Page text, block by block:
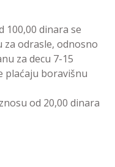
100,00 dinara se
odrasle, odnosno
za decu 7-15
plaćaju boravišnu
od 20,00 dinara